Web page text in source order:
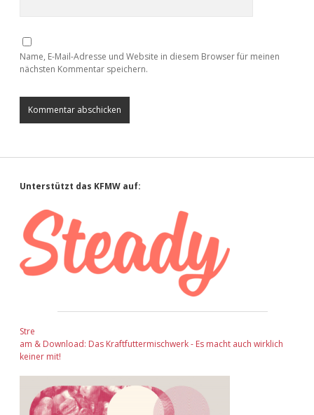
Name, E-Mail-Adresse und Website in diesem Browser für meinen
nächsten Kommentar speichern.
Sidebar
Unterstützt das KFMW auf:
Stre
am & Download: Das Kraftfuttermischwerk - Es macht auch wirklich
keiner mit!